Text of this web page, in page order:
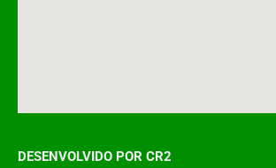
DESENVOLVIDO POR CR2